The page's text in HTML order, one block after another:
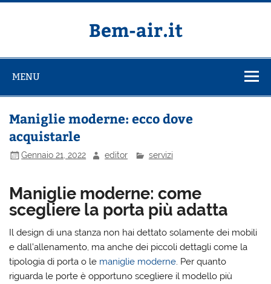
Salta
Bem-air.it
MENU
Maniglie moderne: ecco dove
acquistarle
Gennaio 21, 2022 editor servizi
Maniglie moderne: come
scegliere la porta più adatta
Il design di una stanza non hai dettato solamente dei mobili
e dall’allenamento, ma anche dei piccoli dettagli come la
tipologia di porta o le maniglie moderne . Per quanto
riguarda le porte è opportuno scegliere il modello più